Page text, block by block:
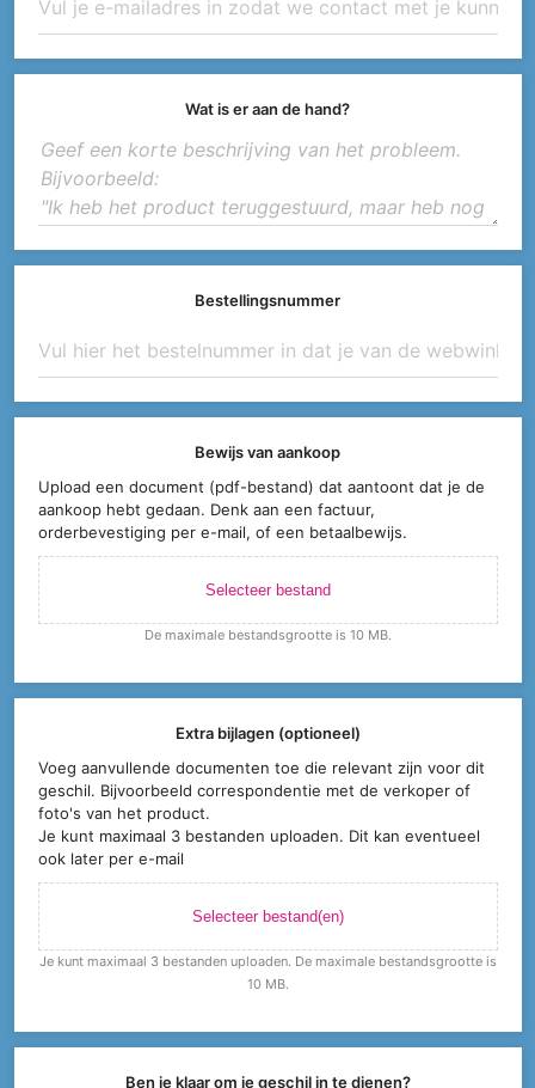
Wat is er aan de hand?
Bestellingsnummer
Bewijs van aankoop
Upload een document (pdf-bestand) dat aantoont dat je de
aankoop hebt gedaan. Denk aan een factuur,
orderbevestiging per e-mail, of een betaalbewijs.
Selecteer bestand
De maximale bestandsgrootte is 10 MB.
Extra bijlagen (optioneel)
Voeg aanvullende documenten toe die relevant zijn voor dit
geschil. Bijvoorbeeld correspondentie met de verkoper of
foto's van het product.
Je kunt maximaal 3 bestanden uploaden. Dit kan eventueel
ook later per e-mail
Selecteer bestand(en)
Je kunt maximaal 3 bestanden uploaden. De maximale bestandsgrootte is
10 MB.
Ben je klaar om je geschil in te dienen?